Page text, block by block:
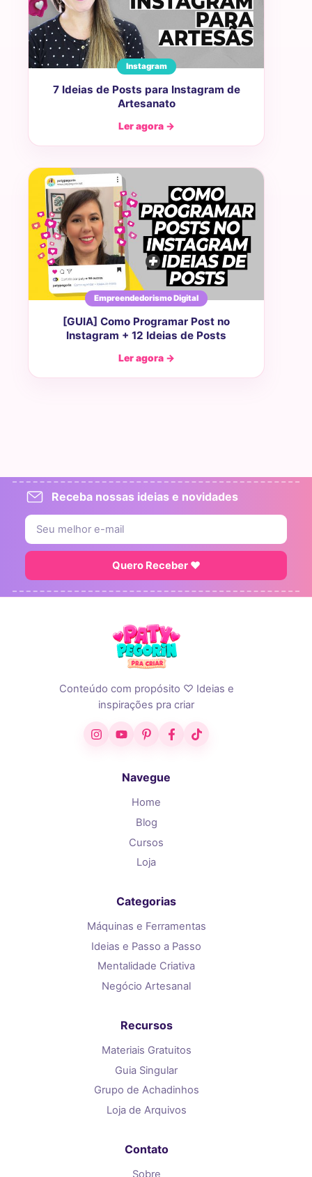
Instagram
7 Ideias de Posts para Instagram de
Artesanato
Ler agora →
Empreendedorismo Digital
[GUIA] Como Programar Post no
Instagram + 12 Ideias de Posts
Ler agora →
Receba nossas ideias e novidades
Quero Receber ♥
Conteúdo com propósito ♡ Ideias e
inspirações pra criar
InstagramYouTubePinterestFacebook
TikTok
Navegue
Home
Blog
Cursos
Loja
Categorias
Máquinas e Ferramentas
Ideias e Passo a Passo
Mentalidade Criativa
Negócio Artesanal
Recursos
Materiais Gratuitos
Guia Singular
Grupo de Achadinhos
Loja de Arquivos
Contato
Sobre